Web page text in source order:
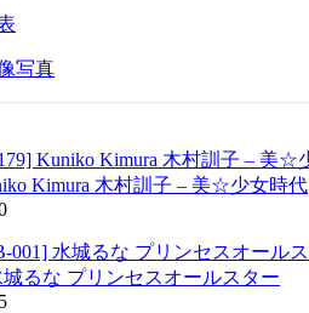
写真
Kimura 木村訓子 – 美☆少女時代
城るな プリンセスオールスター